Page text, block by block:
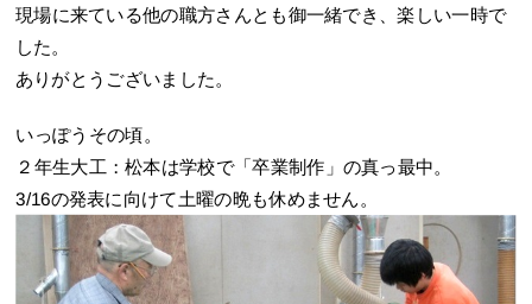
現場に来ている他の職方さんとも御一緒でき、楽しい一時で
した。
ありがとうございました。
いっぽうその頃。
２年生大工：松本は学校で「卒業制作」の真っ最中。
3/16の発表に向けて土曜の晩も休めません。